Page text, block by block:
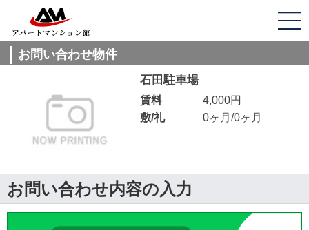
お問い合わせ物件
石田駐車場
賃料
4,000円
敷/礼
0ヶ月/0ヶ月
お問い合わせ内容の入力